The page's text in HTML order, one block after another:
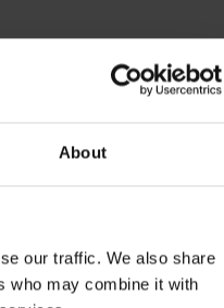
About
our traffic. We also share
who may combine it with